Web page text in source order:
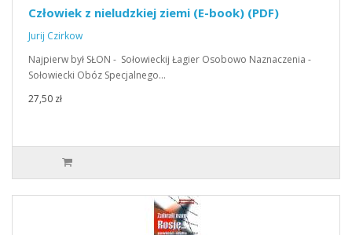
Człowiek z nieludzkiej ziemi (E-book) (PDF)
Jurij Czirkow
Najpierw był SŁON - Sołowieckij Łagier Osobowo Naznaczenia -
Sołowiecki Obóz Specjalnego…
27,50 zł